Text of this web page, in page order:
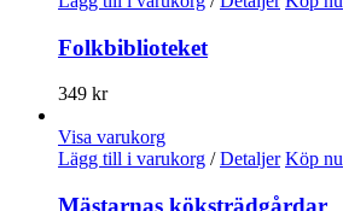
Folkbiblioteket
349 kr
Visa varukorg
Lägg till i varukorg / Detaljer Köp nu
Mästarnas köksträdgårdar